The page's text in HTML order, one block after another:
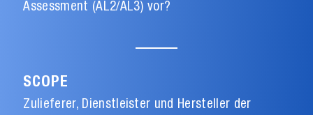
Assessment (AL2/AL3) vor?
SCOPE
Zulieferer, Dienstleister und Hersteller der